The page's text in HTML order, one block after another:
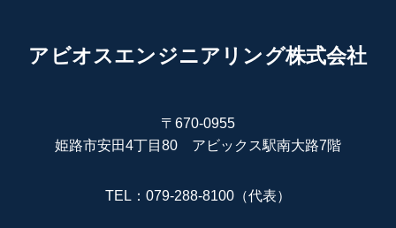
アビオスエンジニアリング株式会社
〒670-0955
姫路市安田4丁目80 アビックス駅南大路7階
TEL：079-288-8100（代表）